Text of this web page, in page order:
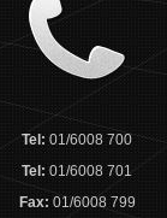
Tel:01/6008 700
Tel:01/6008 701
Fax: 01/6008 799